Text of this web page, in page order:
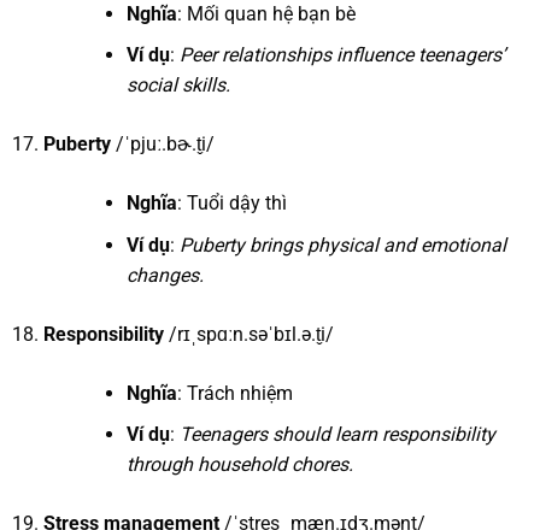
Nghĩa: Mối quan hệ bạn bè
Ví dụ: Peer relationships influence teenagers’
social skills.
Puberty/ˈpjuː.bɚ.t̬i/
Nghĩa: Tuổi dậy thì
Ví dụ: Puberty brings physical and emotional
changes.
Responsibility/rɪˌspɑːn.səˈbɪl.ə.t̬i/
Nghĩa: Trách nhiệm
Ví dụ: Teenagers should learn responsibility
through household chores.
Stress management/ˈstres ˌmæn.ɪdʒ.mənt/